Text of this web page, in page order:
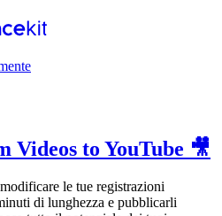
Videos to YouTube 🎥
le tue registrazioni
di lunghezza e pubblicarli